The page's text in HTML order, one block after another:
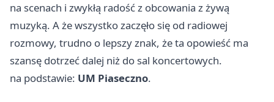
na scenach i zwykłą radość z obcowania z żywą
muzyką. A że wszystko zaczęło się od radiowej
rozmowy, trudno o lepszy znak, że ta opowieść ma
szansę dotrzeć dalej niż do sal koncertowych.
na podstawie: UM Piaseczno.